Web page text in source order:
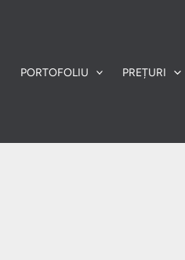
PORTOFOLIU PREȚURI